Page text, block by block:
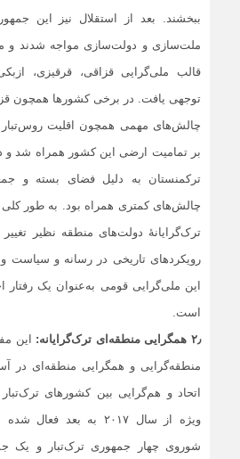
ببخشند. بعد از استقلال نیز این
ملت‌سازی و دولت‌سازی مواجه شدند و
قالب ملی‌گرایی قزاقی، قرقیزی،
توجهی یافت. در برخی کشورها همچون
چالش‌های مهمی همچون اقلیت روس‌تبار
بر تمامیت ارضی این کشور همراه شد
ترکمنستان به دلیل فضای بسته و
چالش‌های کمتری همراه بود. به طور
ترک‌گرایانۀ دولت‌های منطقه نظیر
رویکردهای تاریخی در رسانه و سیاست
این ملی‌گرایی قومی به‌عنوان یک رفتار
است.
۲٫ همگرایی منطقه‌ای ترک‌گرایانه:
این
منطقه‌گرایی و همگرایی منطقه‌ای در
اتحاد و هم‌گرایی بین کشورهای
ویژه از سال ۲۰۱۷ به
شوروی چهار جمهوری ترک‌تبار و یک